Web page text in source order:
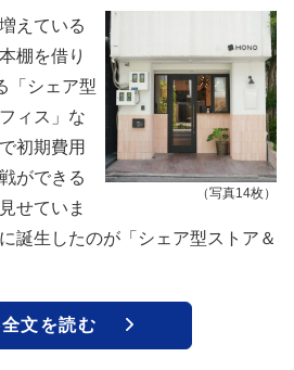
（写真14枚）
えている
棚を借り
「シェア型
ィス」な
初期費⽤
ができる
せていま
誕⽣したのが「シェア型ストア＆
文を読む